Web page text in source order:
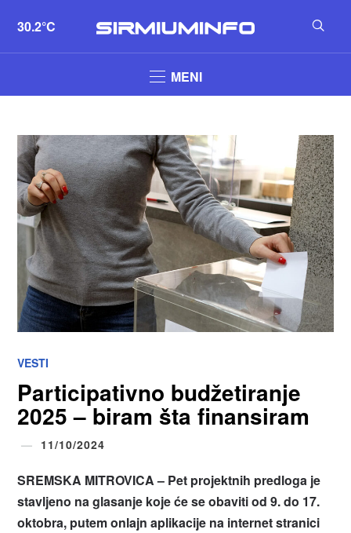
30.2°C
MENI
VESTI
Participativno budžetiranje
2025 – biram šta finansiram
11/10/2024
SREMSKA MITROVICA – Pet projektnih predloga je
stavljeno na glasanje koje će se obaviti od 9. do 17.
oktobra, putem onlajn aplikacije na internet stranici